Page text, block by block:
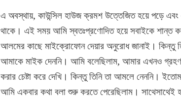
এ অবস্থায়, কাউন্সিল হাউজ ক্রমশ উত্তেজিত হয়ে পড়ে এবং
থাকে। এই সময় আমি স্বতঃপ্রণোদিত হয়ে সবাইকে শান্ত
আলমের কাছে মাইক্রোফোন দেয়ার অনুরোধ জানাই। কিন্তু
আমাকে মাইক দেননি। আমি বলেছিলাম, আমার এখনও
করার চেষ্টা করে দেখি। কিন্তু তিনি তা আমলে নেননি।
আমি একবার কথা বলা শুরু করতে পেরেছিলাম।